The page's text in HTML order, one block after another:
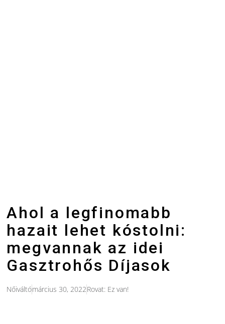
Ahol a legfinomabb
hazait lehet kóstolni:
megvannak az idei
Gasztrohős Díjasok
Nőiváltómárcius 30, 2022Rovat: Ez van!